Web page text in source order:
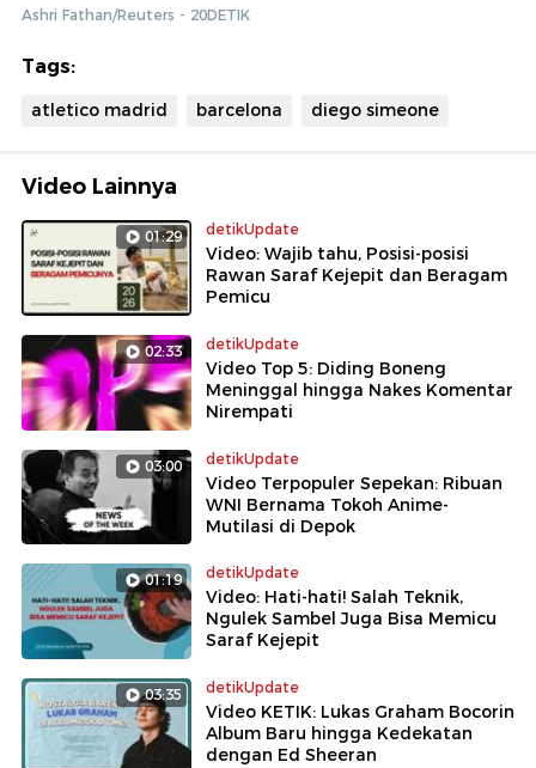
Ashri Fathan/Reuters - 20DETIK
Tags:
atletico madrid barcelona diego simeone
Video Lainnya
01:29 detikUpdate
Video: Wajib tahu, Posisi-posisi
Rawan Saraf Kejepit dan Beragam
Pemicu
02:33 detikUpdate
Video Top 5: Diding Boneng
Meninggal hingga Nakes Komentar
Nirempati
03:00 detikUpdate
Video Terpopuler Sepekan: Ribuan
WNI Bernama Tokoh Anime-
Mutilasi di Depok
01:19 detikUpdate
Video: Hati-hati! Salah Teknik,
Ngulek Sambel Juga Bisa Memicu
Saraf Kejepit
03:35 detikUpdate
Video KETIK: Lukas Graham Bocorin
Album Baru hingga Kedekatan
dengan Ed Sheeran